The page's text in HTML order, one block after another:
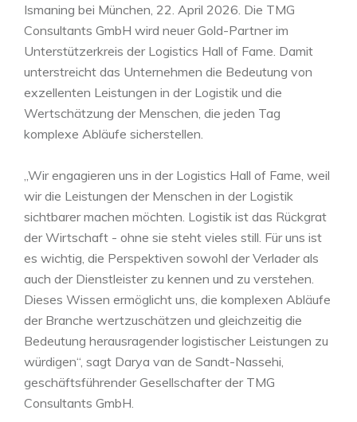
Ismaning bei München, 22. April 2026. Die TMG
Consultants GmbH wird neuer Gold-Partner im
Unterstützerkreis der Logistics Hall of Fame. Damit
unterstreicht das Unternehmen die Bedeutung von
exzellenten Leistungen in der Logistik und die
Wertschätzung der Menschen, die jeden Tag
komplexe Abläufe sicherstellen.
„Wir engagieren uns in der Logistics Hall of Fame, weil
wir die Leistungen der Menschen in der Logistik
sichtbarer machen möchten. Logistik ist das Rückgrat
der Wirtschaft - ohne sie steht vieles still. Für uns ist
es wichtig, die Perspektiven sowohl der Verlader als
auch der Dienstleister zu kennen und zu verstehen.
Dieses Wissen ermöglicht uns, die komplexen Abläufe
der Branche wertzuschätzen und gleichzeitig die
Bedeutung herausragender logistischer Leistungen zu
würdigen“, sagt Darya van de Sandt-Nassehi,
geschäftsführender Gesellschafter der TMG
Consultants GmbH.